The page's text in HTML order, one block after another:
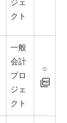
ジェ
クト
一般
会計
プロ
ジェ
クト
○